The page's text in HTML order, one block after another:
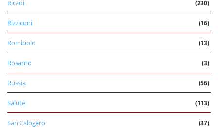
Ricadi (230)
Rizziconi (16)
Rombiolo (13)
Rosarno (3)
Russia (56)
Salute (113)
San Calogero (37)